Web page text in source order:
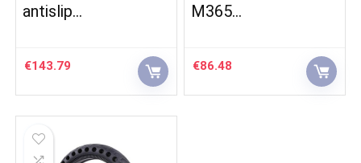
antislip…
€143.79
M365…
€86.48